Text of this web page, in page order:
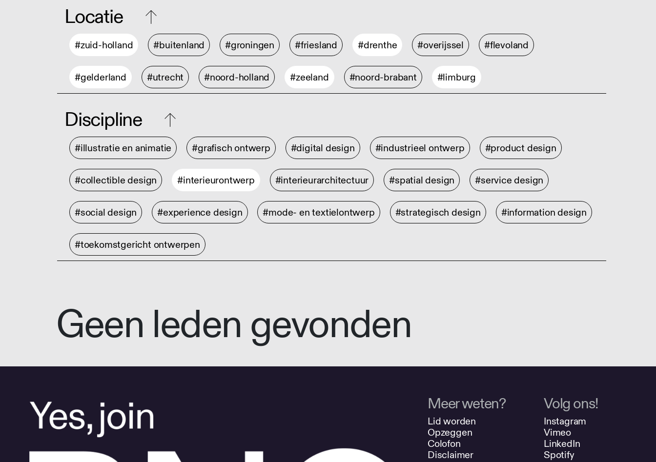
Locatie
#zuid-holland #buitenland #groningen #friesland #drenthe #overijssel #flevoland
#gelderland #utrecht #noord-holland #zeeland #noord-brabant #limburg
Discipline
#illustratie en animatie #grafisch ontwerp #digital design #industrieel ontwerp #product design
#collectible design #interieurontwerp #interieurarchitectuur #spatial design #service design
#social design #experience design #mode- en textielontwerp #strategisch design #information design
#toekomstgericht ontwerpen
Geen leden gevonden
Meer weten?
Lid worden
Opzeggen
Colofon
Disclaimer
Volg ons!
Instagram
Vimeo
LinkedIn
Spotify